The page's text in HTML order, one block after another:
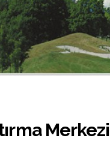
Merkezi